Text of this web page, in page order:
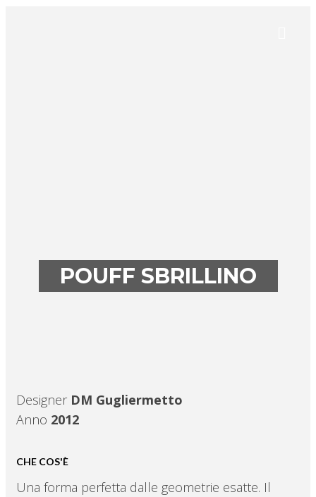
POUFF SBRILLINO
Designer DM Gugliermetto
Anno 2012
CHE COS'È
Una forma perfetta dalle geometrie esatte. Il